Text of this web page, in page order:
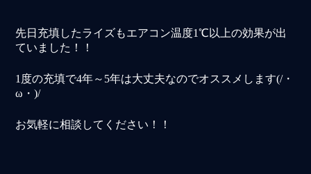
先日充填したライズもエアコン温度1℃以上の効果が出
ていました！！
1度の充填で4年～5年は大丈夫なのでオススメします(/・
ω・)/
お気軽に相談してください！！